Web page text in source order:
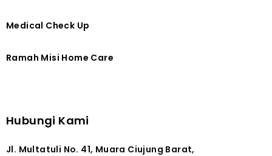
Medical Check Up
Ramah Misi Home Care
Hubungi Kami
Jl. Multatuli No. 41, Muara Ciujung Barat,